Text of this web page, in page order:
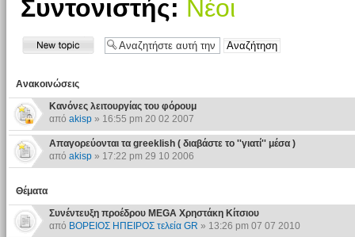
Συντονιστής: Νέοι
Ανακοινώσεις
Κανόνες λειτουργίας του φόρουμ
από akisp» 16:55 pm 20 02 2007
Απαγορεύονται τα greeklish ( διαβάστε το ''γιατί'' μέσα )
από akisp» 17:22 pm 29 10 2006
Θέματα
Συνέντευξη προέδρου MEGA Χρηστάκη Κίτσιου
από ΒΟΡΕΙΟΣ ΗΠΕΙΡΟΣ τελεία GR » 13:26 pm 07 07 2010